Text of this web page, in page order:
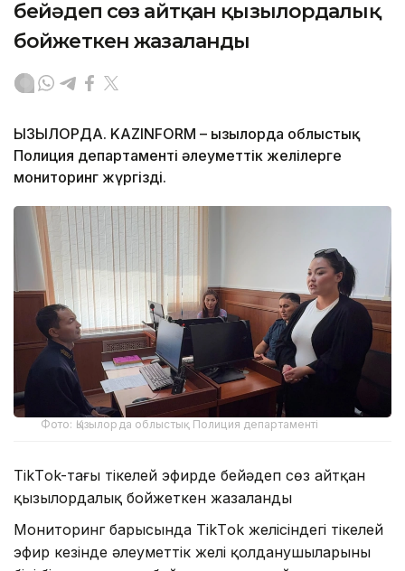
бейәдеп сөз айтқан қызылордалық
бойжеткен жазаланды
ҚЫЗЫЛОРДА. KAZINFORM – Қызылорда облыстық
Полиция департаменті әлеуметтік желілерге
мониторинг жүргізді.
Фото: Қызылорда облыстық Полиция департаменті
TikТok-тағы тікелей эфирде бейәдеп сөз айтқан
қызылордалық бойжеткен жазаланды
Мониторинг барысында TikТok желісіндегі тікелей
эфир кезінде әлеуметтік желі қолданушыларының